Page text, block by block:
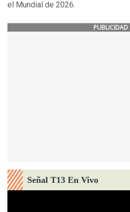
el Mundial de 2026.
PUBLICIDAD
Señal T13 En Vivo